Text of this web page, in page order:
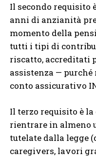
Il secondo requisito
anni di anzianità
momento della
tutti i tipi di
riscatto, accreditati
assistenza —
conto assicurativo
Il terzo requisito è
rientrare in almeno
tutelate dalla legge
caregivers, lavori